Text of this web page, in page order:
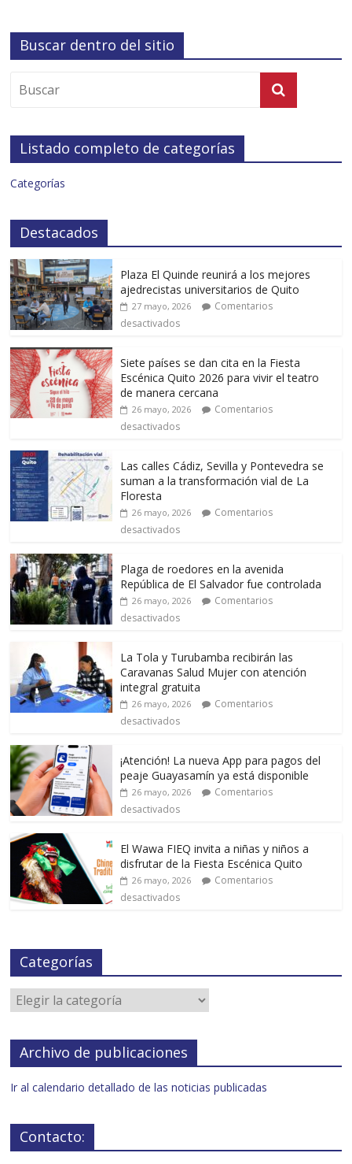
Buscar dentro del sitio
Listado completo de categorías
Categorías
Destacados
Plaza El Quinde reunirá a los mejores
ajedrecistas universitarios de Quito
27 mayo, 2026
Comentarios
desactivados
Siete países se dan cita en la Fiesta
Escénica Quito 2026 para vivir el teatro
de manera cercana
26 mayo, 2026
Comentarios
desactivados
Las calles Cádiz, Sevilla y Pontevedra se
suman a la transformación vial de La
Floresta
26 mayo, 2026
Comentarios
desactivados
Plaga de roedores en la avenida
República de El Salvador fue controlada
26 mayo, 2026
Comentarios
desactivados
La Tola y Turubamba recibirán las
Caravanas Salud Mujer con atención
integral gratuita
26 mayo, 2026
Comentarios
desactivados
¡Atención! La nueva App para pagos del
peaje Guayasamín ya está disponible
26 mayo, 2026
Comentarios
desactivados
El Wawa FIEQ invita a niñas y niños a
disfrutar de la Fiesta Escénica Quito
26 mayo, 2026
Comentarios
desactivados
Categorías
Archivo de publicaciones
Ir al calendario detallado de las noticias publicadas
Contacto: